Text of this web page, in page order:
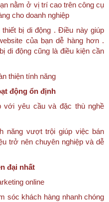
nằm ở vị trí cao trên công cụ
cho doanh nghiệp
bị di động . Điều này giúp
của bạn dễ hàng hơn .
di động cũng là điều kiện cần
thiện tính năng
động ổn định
với yêu cầu và đặc thù nghề
năng vượt trội giúp việc bán
trở nên chuyên nghiệp và dễ
đại nhất
online
sóc khách hàng nhanh chóng